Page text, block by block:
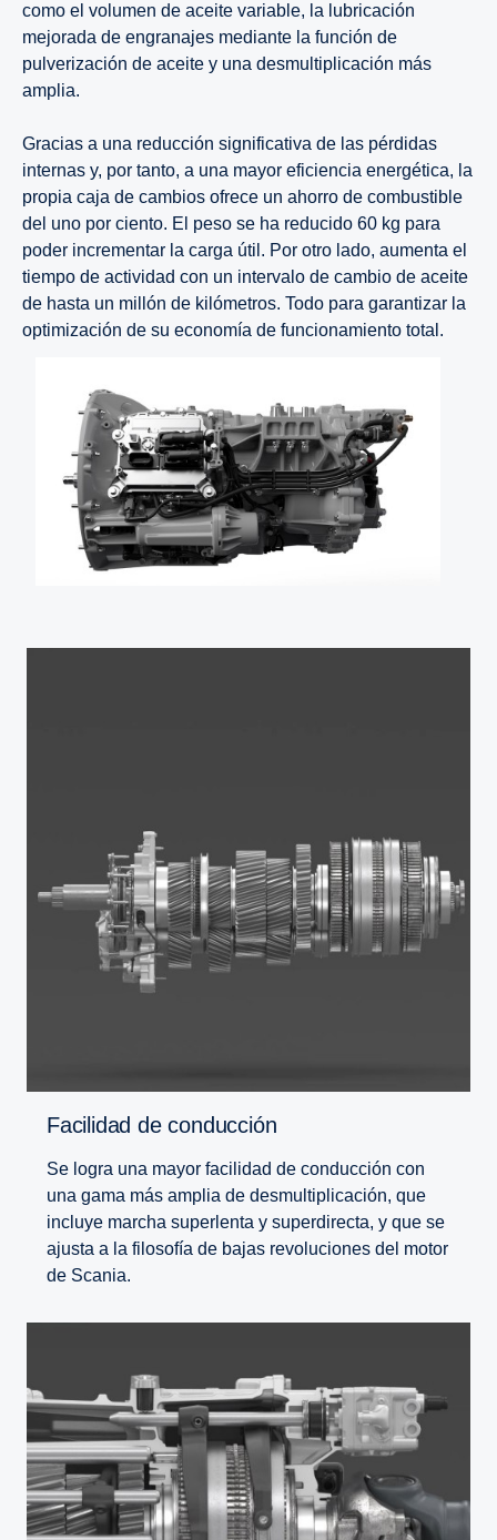
como el volumen de aceite variable, la lubricación
mejorada de engranajes mediante la función de
pulverización de aceite y una desmultiplicación más
amplia.
Gracias a una reducción significativa de las pérdidas
internas y, por tanto, a una mayor eficiencia energética, la
propia caja de cambios ofrece un ahorro de combustible
del uno por ciento. El peso se ha reducido 60 kg para
poder incrementar la carga útil. Por otro lado, aumenta el
tiempo de actividad con un intervalo de cambio de aceite
de hasta un millón de kilómetros. Todo para garantizar la
optimización de su economía de funcionamiento total.
Facilidad de conducción
Se logra una mayor facilidad de conducción con
una gama más amplia de desmultiplicación, que
incluye marcha superlenta y superdirecta, y que se
ajusta a la filosofía de bajas revoluciones del motor
de Scania.